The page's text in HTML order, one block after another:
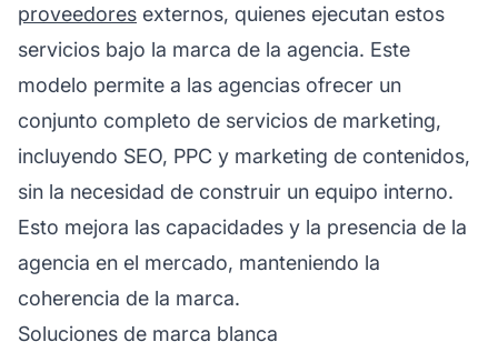
proveedores externos, quienes ejecutan estos
servicios bajo la marca de la agencia. Este
modelo permite a las agencias ofrecer un
conjunto completo de servicios de marketing,
incluyendo SEO, PPC y marketing de contenidos,
sin la necesidad de construir un equipo interno.
Esto mejora las capacidades y la presencia de la
agencia en el mercado, manteniendo la
coherencia de la marca.
Soluciones de marca blanca